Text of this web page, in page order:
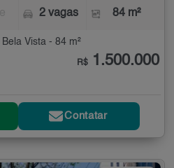
2 vagas 84 m²
Vista - 84 m²
R$ 1.500.000
Contatar